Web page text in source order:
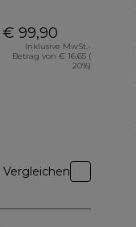
€ 99,90
Inklusive MwSt.-
Betrag von € 16,65 (
20%)
Vergleichen